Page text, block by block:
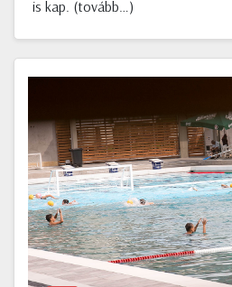
is kap. (tovább…)